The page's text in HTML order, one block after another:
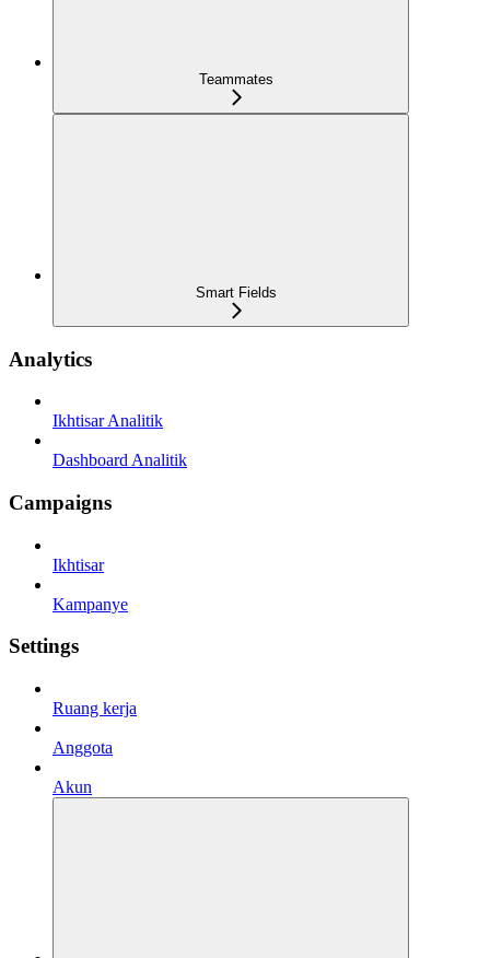
Teammates
Smart Fields
Analytics
Ikhtisar Analitik
Dashboard Analitik
Campaigns
Ikhtisar
Kampanye
Settings
Ruang kerja
Anggota
Akun